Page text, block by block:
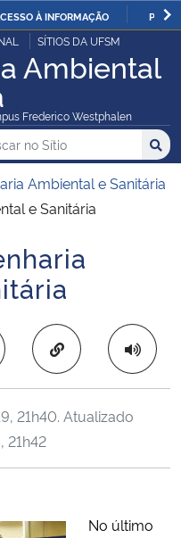
À INFORMAÇÃO
SÍTIOS DA UFSM
Ambiental
Frederico Westphalen
no no Sítio
Ambiental e Sanitária
e Sanitária
Copiar para área
21h40. Atualizado
No último